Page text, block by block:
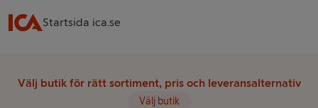
Startsida ica.se
Välj butik för rätt sortiment, pris och leveransalternativ
Välj butik